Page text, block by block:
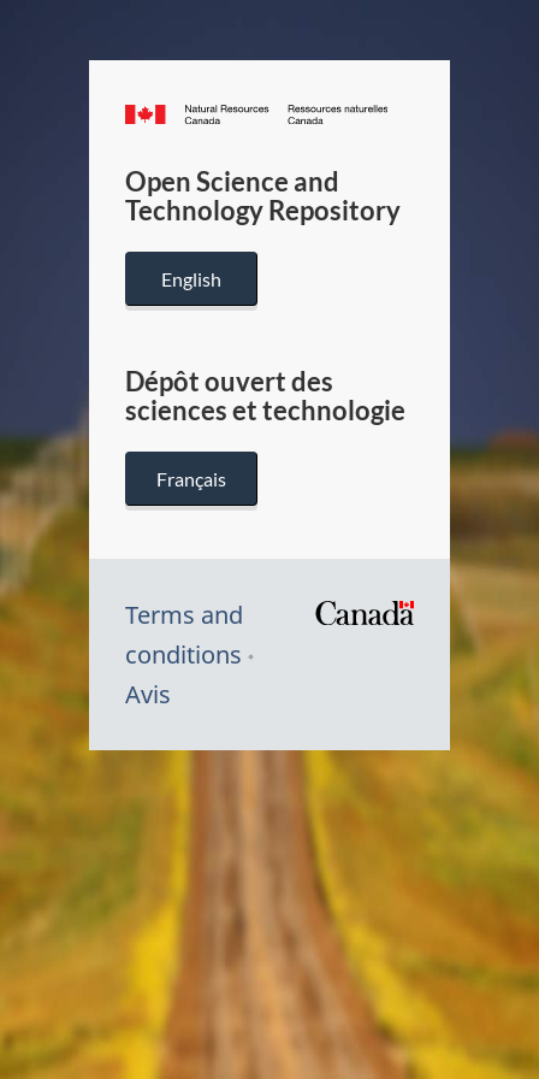
Canada.ca
/
Canada
Open Science and
Technology Repository
English
Dépôt ouvert des
sciences et technologie
Français
Terms and
conditions
Avis
Symbole
Canada